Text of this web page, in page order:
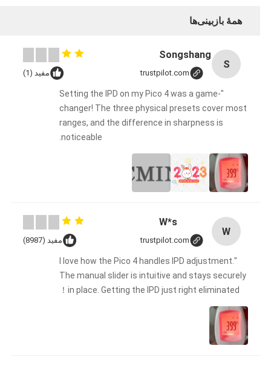
همهٔ بازبینی‌ها
S
Songshang
trustpilot.com مفید (1)
"Setting the IPD on my Pico 4 was a game-
changer! The three physical presets cover most
ranges, and the difference in sharpness is
noticeable.
W
W*s
trustpilot.com مفید (8987)
"I love how the Pico 4 handles IPD adjustment.
The manual slider is intuitive and stays securely
in place. Getting the IPD just right eliminated！